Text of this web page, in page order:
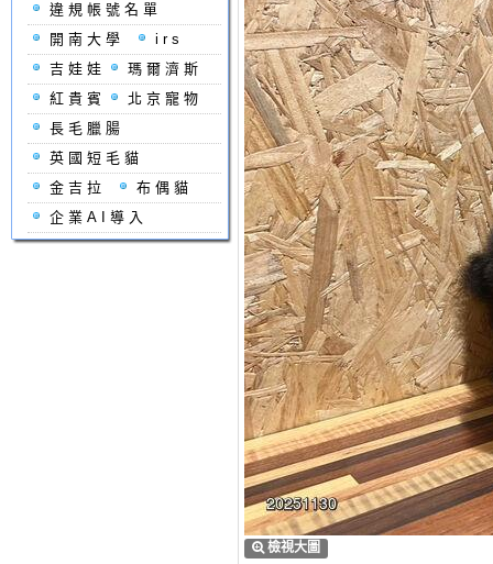
違規帳號名單
開南大學
irs
吉娃娃
瑪爾濟斯
紅貴賓
北京寵物
長毛臘腸
英國短毛貓
金吉拉
布偶貓
企業AI導入
檢視大圖